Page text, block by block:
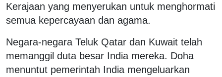
Kerajaan yang menyerukan untuk menghormati
semua kepercayaan dan agama.
Negara-negara Teluk Qatar dan Kuwait telah
memanggil duta besar India mereka. Doha
menuntut pemerintah India mengeluarkan